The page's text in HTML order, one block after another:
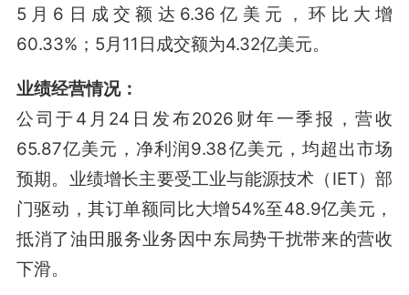
5月6日成交额达6.36亿美元，环比大增
60.33%；5月11日成交额为4.32亿美元。
业绩经营情况：
公司于4月24日发布2026财年一季报，营收
65.87亿美元，净利润9.38亿美元，均超出市场
预期。业绩增长主要受工业与能源技术（IET）部
门驱动，其订单额同比大增54%至48.9亿美元，
抵消了油田服务业务因中东局势干扰带来的营收
下滑。